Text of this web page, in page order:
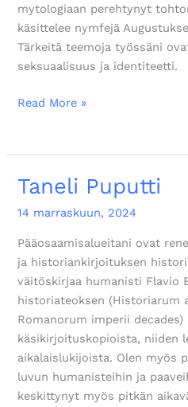
mytologiaan perehtynyt
käsittelee nymfejä
Tärkeitä teemoja työssäni
seksuaalisuus ja identiteetti.
Read More »
Taneli Puputti
14 marraskuun, 2024
Pääosaamisalueitani ovat
ja historiankirjoituksen
väitöskirjaa humanisti Flavio
historiateoksen (Historiarum
Romanorum imperii decades)
käsikirjoituskopioista, niiden
aikalaislukijoista. Olen myös
luvun humanisteihin ja
keskittynyt myös pitkän
Taneli